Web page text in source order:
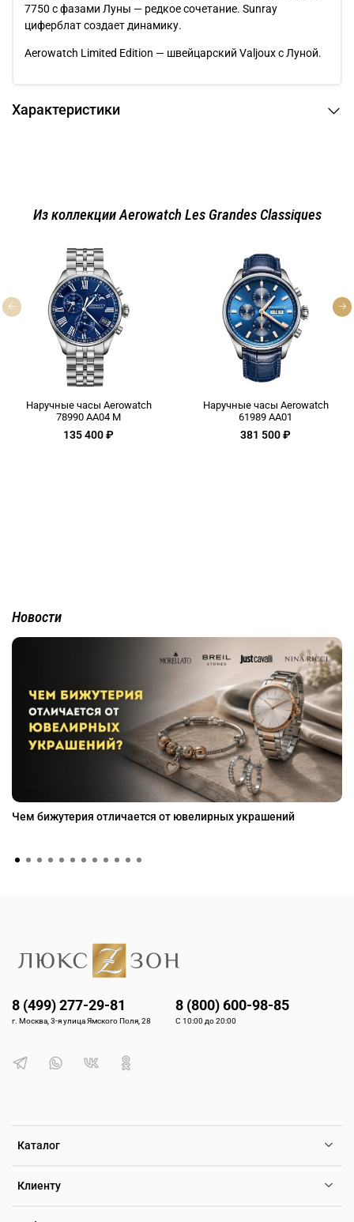
7750 с фазами Луны — редкое сочетание. Sunray
циферблат создает динамику.
Aerowatch Limited Edition — швейцарский Valjoux с Луной.
Характеристики
Из коллекции Aerowatch Les Grandes Classiques
Наручные часы Aerowatch
78990 AA04 M
135 400 ₽
Наручные часы Aerowatch
61989 AA01
381 500 ₽
Новости
Чем бижутерия отличается от ювелирных украшений
Каталог
Клиенту
8 (499) 277-29-81
г. Москва, 3-я улица Ямского Поля, 28
8 (800) 600-98-85
С 10:00 до 20:00